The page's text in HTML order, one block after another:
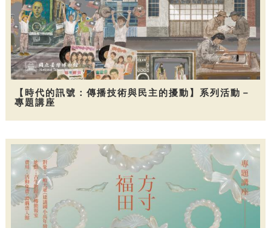
【時代的訊號：傳播技術與民主的擾動】系列活動－
專題講座